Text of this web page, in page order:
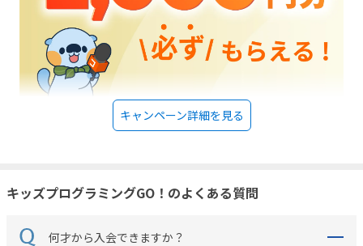
キャンペーン詳細を見る
キッズプログラミングGO！のよくある質問
何才から入会できますか？